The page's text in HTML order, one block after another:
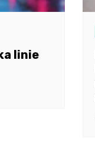
linie